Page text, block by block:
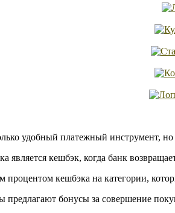
удобный платежный инструмент,
является кешбэк, когда банк
кешбэка на категории,
предлагают бонусы за совершение